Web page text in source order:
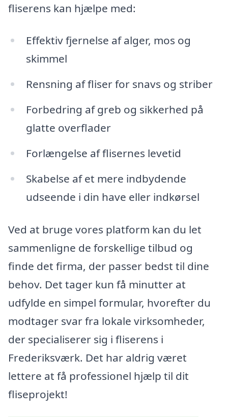
fliserens kan hjælpe med:
Effektiv fjernelse af alger, mos og
skimmel
Rensning af fliser for snavs og striber
Forbedring af greb og sikkerhed på
glatte overflader
Forlængelse af flisernes levetid
Skabelse af et mere indbydende
udseende i din have eller indkørsel
Ved at bruge vores platform kan du let
sammenligne de forskellige tilbud og
finde det firma, der passer bedst til dine
behov. Det tager kun få minutter at
udfylde en simpel formular, hvorefter du
modtager svar fra lokale virksomheder,
der specialiserer sig i fliserens i
Frederiksværk. Det har aldrig været
lettere at få professionel hjælp til dit
fliseprojekt!